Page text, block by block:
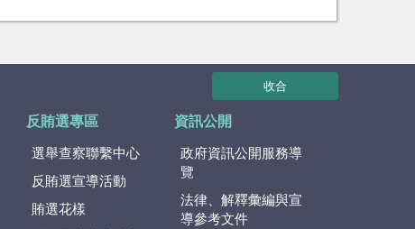
收合
反賄選專區
選舉查察聯繫中心
反賄選宣導活動
賄選花樣
資訊公開
政府資訊公開服務導
覽
法律、解釋彙編與宣
導參考文件